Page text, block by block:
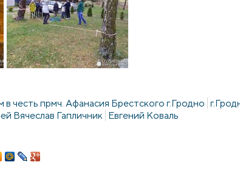
в честь прмч. Афанасия Брестского г.Гродно
Вячеслав Гапличник Евгений Коваль